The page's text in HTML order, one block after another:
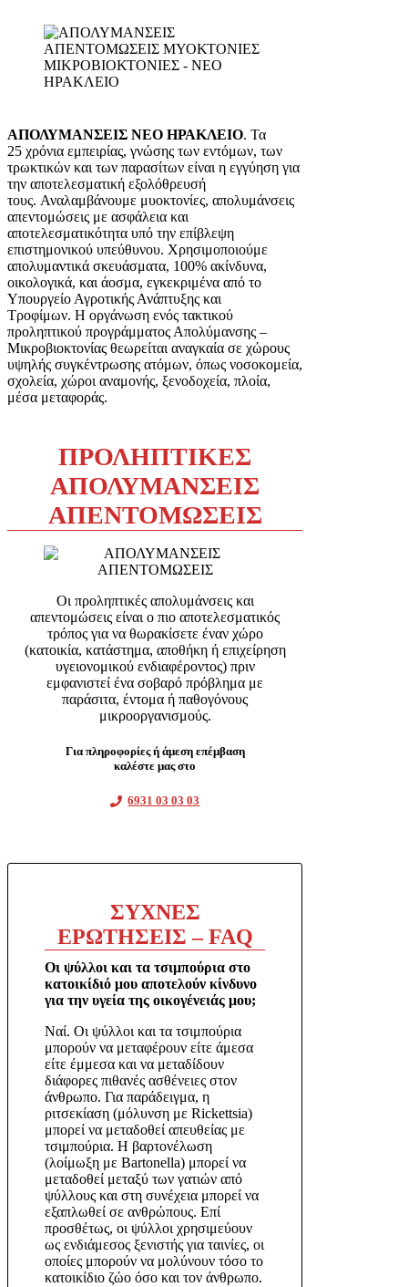
ΑΠΟΛΥΜΑΝΣΕΙΣ ΝΕΟ ΗΡΑΚΛΕΙΟ. Τα
25 χρόνια εμπειρίας, γνώσης των εντόμων, των
τρωκτικών και των παρασίτων είναι η εγγύηση για
την αποτελεσματική εξολόθρευσή
τους. Αναλαμβάνουμε μυοκτονίες, απολυμάνσεις
απεντομώσεις με ασφάλεια και
αποτελεσματικότητα υπό την επίβλεψη
επιστημονικού υπεύθυνου. Χρησιμοποιούμε
απολυμαντικά σκευάσματα, 100% ακίνδυνα,
οικολογικά, και άοσμα, εγκεκριμένα από το
Υπουργείο Αγροτικής Ανάπτυξης και
Τροφίμων. Η οργάνωση ενός τακτικού
προληπτικού προγράμματος Απολύμανσης –
Μικροβιοκτονίας θεωρείται αναγκαία σε χώρους
υψηλής συγκέντρωσης ατόμων, όπως νοσοκομεία,
σχολεία, χώροι αναμονής, ξενοδοχεία, πλοία,
μέσα μεταφοράς.
ΠΡΟΛΗΠΤΙΚΕΣ
ΑΠΟΛΥΜΑΝΣΕΙΣ
ΑΠΕΝΤΟΜΩΣΕΙΣ
Οι προληπτικές απολυμάνσεις και
απεντομώσεις είναι ο πιο αποτελεσματικός
τρόπος για να θωρακίσετε έναν χώρο
(κατοικία, κατάστημα, αποθήκη ή επιχείρηση
υγειονομικού ενδιαφέροντος) πριν
εμφανιστεί ένα σοβαρό πρόβλημα με
παράσιτα, έντομα ή παθογόνους
μικροοργανισμούς.
Για πληροφορίες ή άμεση επέμβαση
καλέστε μας στο
6931 03 03 03
ΣΥΧΝΕΣ
ΕΡΩΤΗΣΕΙΣ – FAQ
Οι ψύλλοι και τα τσιμπούρια στο
κατοικίδιό μου αποτελούν κίνδυνο
για την υγεία της οικογένειάς μου;
Ναί. Οι ψύλλοι και τα τσιμπούρια
μπορούν να μεταφέρουν είτε άμεσα
είτε έμμεσα και να μεταδίδουν
διάφορες πιθανές ασθένειες στον
άνθρωπο. Για παράδειγμα, η
ριτσεκίαση (μόλυνση με Rickettsia)
μπορεί να μεταδοθεί απευθείας με
τσιμπούρια. Η βαρτονέλωση
(λοίμωξη με Bartonella) μπορεί να
μεταδοθεί μεταξύ των γατιών από
ψύλλους και στη συνέχεια μπορεί να
εξαπλωθεί σε ανθρώπους. Επί
προσθέτως, οι ψύλλοι χρησιμεύουν
ως ενδιάμεσος ξενιστής για ταινίες, οι
οποίες μπορούν να μολύνουν τόσο το
κατοικίδιο ζώο όσο και τον άνθρωπο.